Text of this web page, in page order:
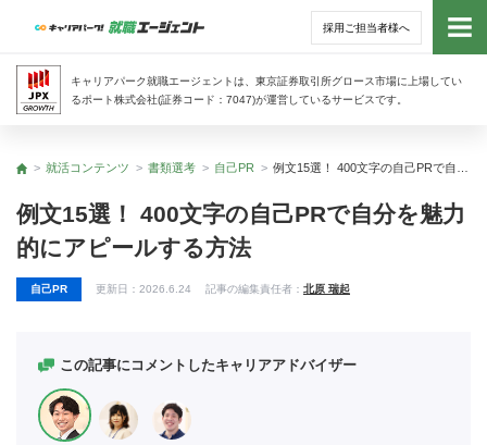
採用ご担当者様へ
キャリアパーク就職エージェントは、東京証券取引所グロース市場に上場してい
るポート株式会社(証券コード：7047)が運営しているサービスです。
トッ
トップ
就活コンテンツ 書類選考 自己PR
例文15選！ 400文字の自己PRで自分を魅力
的にアピールする方法
自己PR 更新日： 2026.6.24 記事の編集責任者： 北原 瑞起
この記事にコメントしたキャリアアドバイザー